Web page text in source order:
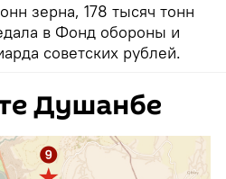
зерна, 178 тысяч тонн
в Фонд обороны и
советских рублей.